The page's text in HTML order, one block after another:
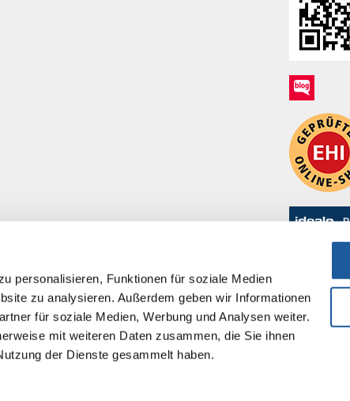
personalisieren, Funktionen für soziale Medien
zu analysieren. Außerdem geben wir Informationen
für soziale Medien, Werbung und Analysen weiter.
mit weiteren Daten zusammen, die Sie ihnen
der Dienste gesammelt haben.